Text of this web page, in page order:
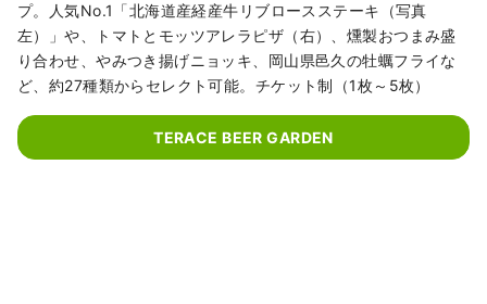
プ。人気No.1「北海道産経産牛リブロースステーキ（写真
左）」や、トマトとモッツアレラピザ（右）、燻製おつまみ盛
り合わせ、やみつき揚げニョッキ、岡山県邑久の牡蠣フライな
ど、約27種類からセレクト可能。チケット制（1枚～5枚）
TERACE BEER GARDEN